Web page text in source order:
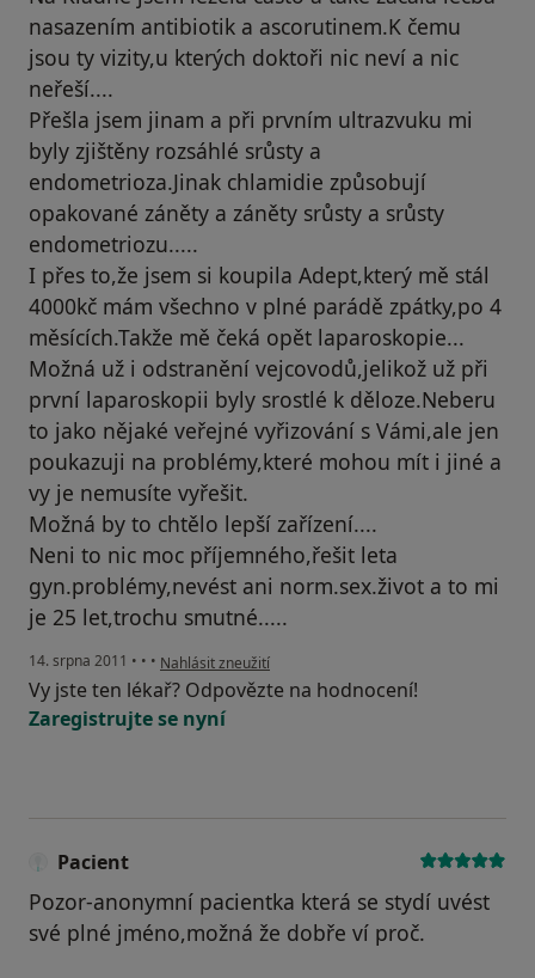
nasazením antibiotik a ascorutinem.K čemu
jsou ty vizity,u kterých doktoři nic neví a nic
neřeší....
Přešla jsem jinam a při prvním ultrazvuku mi
byly zjištěny rozsáhlé srůsty a
endometrioza.Jinak chlamidie způsobují
opakované záněty a záněty srůsty a srůsty
endometriozu.....
I přes to,že jsem si koupila Adept,který mě stál
4000kč mám všechno v plné parádě zpátky,po 4
měsících.Takže mě čeká opět laparoskopie...
Možná už i odstranění vejcovodů,jelikož už při
první laparoskopii byly srostlé k děloze.Neberu
to jako nějaké veřejné vyřizování s Vámi,ale jen
poukazuji na problémy,které mohou mít i jiné a
vy je nemusíte vyřešit.
Možná by to chtělo lepší zařízení....
Neni to nic moc příjemného,řešit leta
gyn.problémy,nevést ani norm.sex.život a to mi
je 25 let,trochu smutné.....
14. srpna 2011 • • • podle názoru uživatele Pacient
Nahlásit zneužití
Vy jste ten lékař? Odpovězte na hodnocení!
Zaregistrujte se nyní
Pacient
Pozor-anonymní pacientka která se stydí uvést
své plné jméno,možná že dobře ví proč.